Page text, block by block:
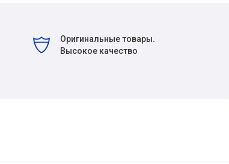
Оригинальные товары.
Высокое качество